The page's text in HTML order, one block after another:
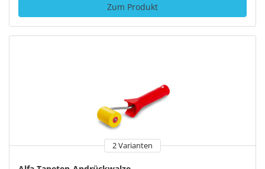
Zum Produkt
2 Varianten